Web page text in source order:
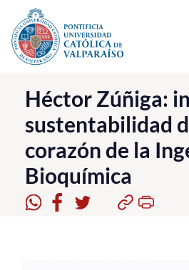
Click acá para ir directamente al
La Universidad
Investigación, Creación e
PUCV Internacional
Vinculación con el Medio
Héctor Zúñiga:
sustentabilidad
corazón de la
Bioquímica